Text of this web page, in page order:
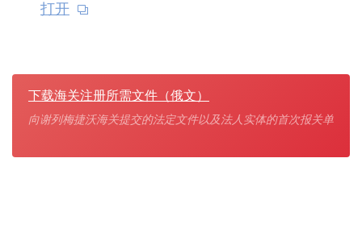
打开
下载海关注册所需文件（俄文）
向谢列梅捷沃海关提交的法定文件以及法人实体的首次报关单